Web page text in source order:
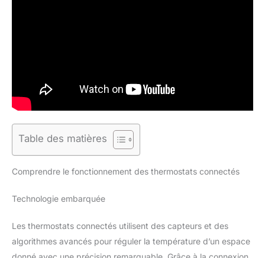
Table des matières
Comprendre le fonctionnement des thermostats connectés
Technologie embarquée
Les thermostats connectés utilisent des capteurs et des
algorithmes avancés pour réguler la température d’un espace